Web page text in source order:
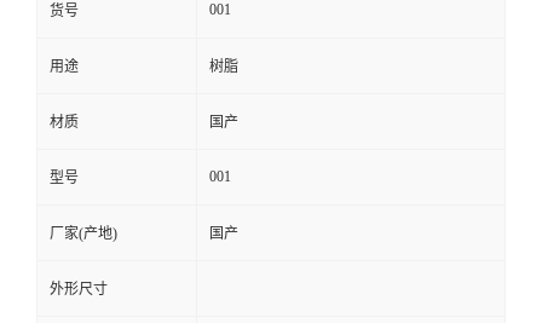
货号 001
用途 树脂
材质 国产
型号 001
厂家(产地) 国产
外形尺寸